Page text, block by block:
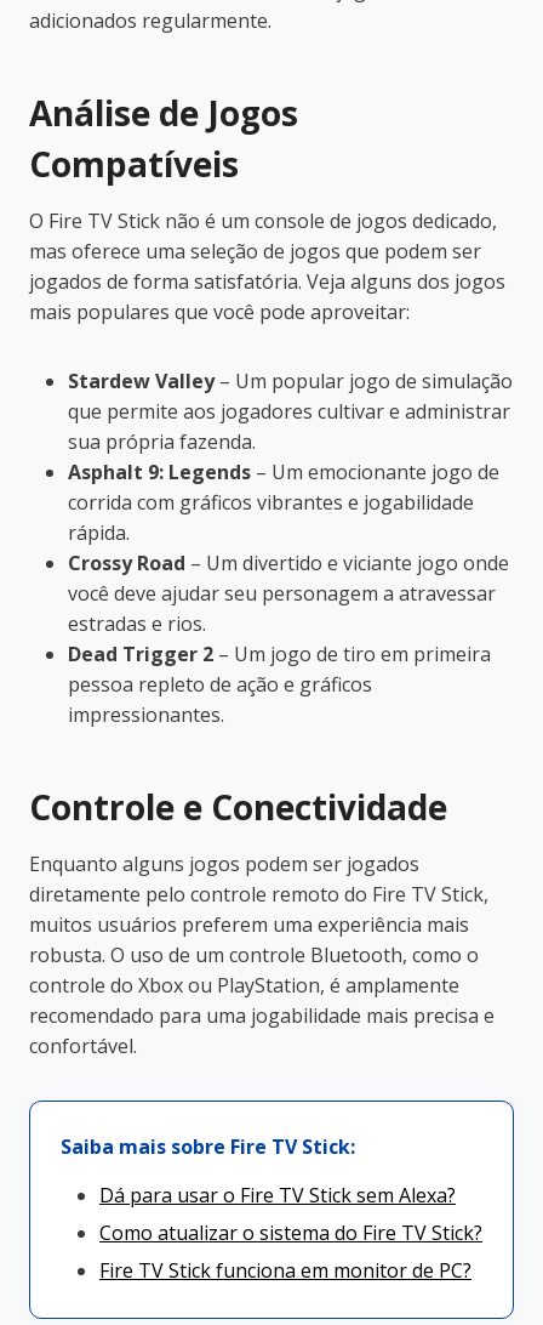
adicionados regularmente.
Análise de Jogos
Compatíveis
O Fire TV Stick não é um console de jogos dedicado,
mas oferece uma seleção de jogos que podem ser
jogados de forma satisfatória. Veja alguns dos jogos
mais populares que você pode aproveitar:
Stardew Valley– Um popular jogo de simulação
que permite aos jogadores cultivar e administrar
sua própria fazenda.
Asphalt 9: Legends – Um emocionante jogo de
corrida com gráficos vibrantes e jogabilidade
rápida.
Crossy Road – Um divertido e viciante jogo onde
você deve ajudar seu personagem a atravessar
estradas e rios.
Dead Trigger 2 – Um jogo de tiro em primeira
pessoa repleto de ação e gráficos
impressionantes.
Controle e Conectividade
Enquanto alguns jogos podem ser jogados
diretamente pelo controle remoto do Fire TV Stick,
muitos usuários preferem uma experiência mais
robusta. O uso de um controle Bluetooth, como o
controle do Xbox ou PlayStation, é amplamente
recomendado para uma jogabilidade mais precisa e
confortável.
Saiba mais sobre Fire TV Stick:
Dá para usar o Fire TV Stick sem Alexa?
Como atualizar o sistema do Fire TV Stick?
Fire TV Stick funciona em monitor de PC?